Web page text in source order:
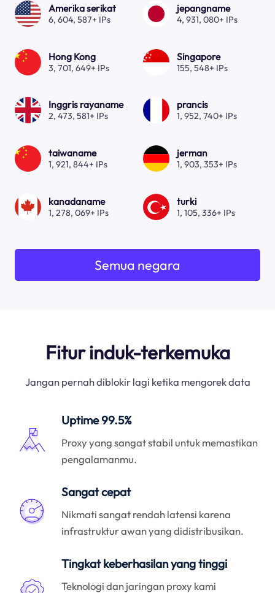
Amerika serikat
6, 604, 587+ IPs
jepangname
4, 931, 080+ IPs
Hong Kong
3, 701, 649+ IPs
Singapore
155, 548+ IPs
Inggris rayaname
2, 473, 581+ IPs
prancis
1, 952, 740+ IPs
taiwaname
1, 921, 844+ IPs
jerman
1, 903, 353+ IPs
kanadaname
1, 278, 069+ IPs
turki
1, 105, 336+ IPs
Semua negara
Fitur induk-terkemuka
Jangan pernah diblokir lagi ketika mengorek data
Uptime 99.5%
Proxy yang sangat stabil untuk memastikan
pengalamanmu.
Sangat cepat
Nikmati sangat rendah latensi karena
infrastruktur awan yang didistribusikan.
Tingkat keberhasilan yang tinggi
Teknologi dan jaringan proxy kami